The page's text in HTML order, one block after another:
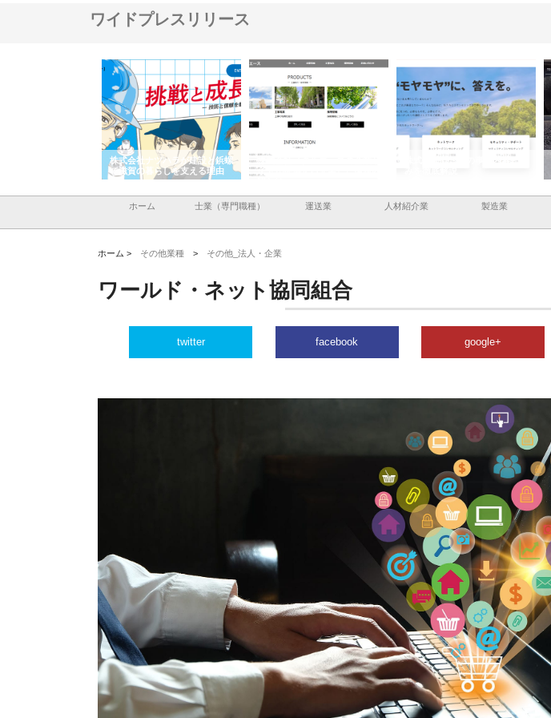
ワイドプレスリリース
株式会社ナツハラが建設と鋲螺
で滋賀の暮らしを支える理由
イトが提供する充実した情報内
株式会社ＣＳＡの事業内容と強
ホーム 士業（専門職種） 運送業 人材紹介業 製造業
ホーム > その他業種 > その他_法人・企業
ワールド・ネット協同組合
twitter facebook google+